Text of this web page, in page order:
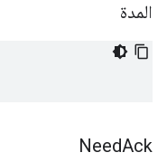
المدة
NeedAck